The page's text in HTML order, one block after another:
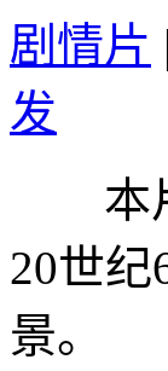
剧情片 |
发
本片
20世
景。